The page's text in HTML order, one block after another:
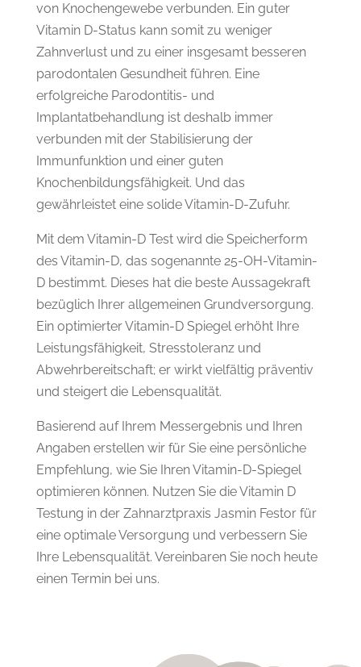
von Knochengewebe verbunden. Ein guter
Vitamin D-Status kann somit zu weniger
Zahnverlust und zu einer insgesamt besseren
parodontalen Gesundheit führen. Eine
erfolgreiche Parodontitis- und
Implantatbehandlung ist deshalb immer
verbunden mit der Stabilisierung der
Immunfunktion und einer guten
Knochenbildungsfähigkeit. Und das
gewährleistet eine solide Vitamin-D-Zufuhr.
Mit dem Vitamin-D Test wird die Speicherform
des Vitamin-D, das sogenannte 25-OH-Vitamin-
D bestimmt. Dieses hat die beste Aussagekraft
bezüglich Ihrer allgemeinen Grundversorgung.
Ein optimierter Vitamin-D Spiegel erhöht Ihre
Leistungsfähigkeit, Stresstoleranz und
Abwehrbereitschaft; er wirkt vielfältig präventiv
und steigert die Lebensqualität.
Basierend auf Ihrem Messergebnis und Ihren
Angaben erstellen wir für Sie eine persönliche
Empfehlung, wie Sie Ihren Vitamin-D-Spiegel
optimieren können. Nutzen Sie die Vitamin D
Testung in der Zahnarztpraxis Jasmin Festor für
eine optimale Versorgung und verbessern Sie
Ihre Lebensqualität. Vereinbaren Sie noch heute
einen Termin bei uns.